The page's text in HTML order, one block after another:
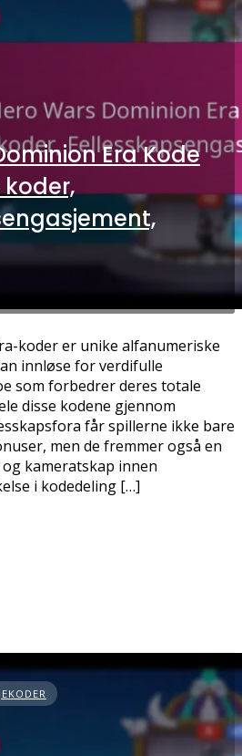
Era Kode
koder,
koder er unike alfanumeriske
innløse for verdifulle
som forbedrer deres totale
disse kodene gjennom
får spillerne ikke bare
men de fremmer også en
kameratskap innen
i kodedeling […]